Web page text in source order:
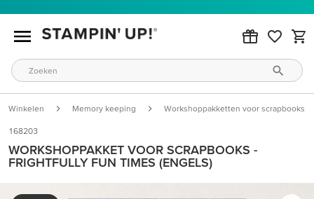
Winkelen Memory keeping Workshoppakketten voor scrapbooks
168203
WORKSHOPPAKKET VOOR SCRAPBOOKS -
FRIGHTFULLY FUN TIMES (ENGELS)